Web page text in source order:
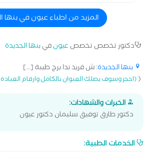
وجراحة العيون بكلية طب بنها استشاري
الدمعية والحول عضو دائم بالجمعية
المزيد من اطباء عيون في بنها
دكتور تخصص تخصص عيونفيبنها الجديدة
بنها الجديدة: ش فريد ندا برج طيبة [...]
((احجز وسوف يصلك العنوان بالكامل وارقام العيادة
الخبرات والشهادات:
دكتور طارق توفيق سليمان دكتور عيون
الخدمات الطبية: